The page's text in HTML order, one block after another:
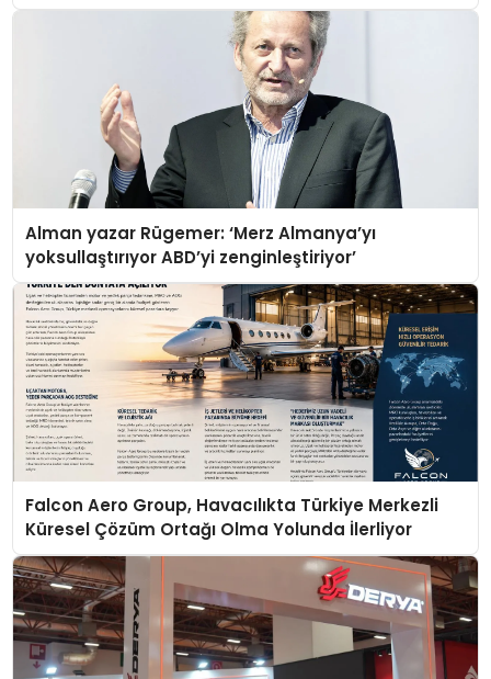
Alman yazar Rügemer: ‘Merz Almanya’yı
yoksullaştırıyor ABD’yi zenginleştiriyor’
Falcon Aero Group, Havacılıkta Türkiye Merkezli
Küresel Çözüm Ortağı Olma Yolunda İlerliyor